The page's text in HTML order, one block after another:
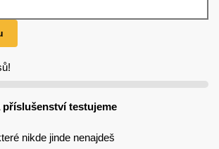
příslušenství testujeme
nikde jinde nenajdeš